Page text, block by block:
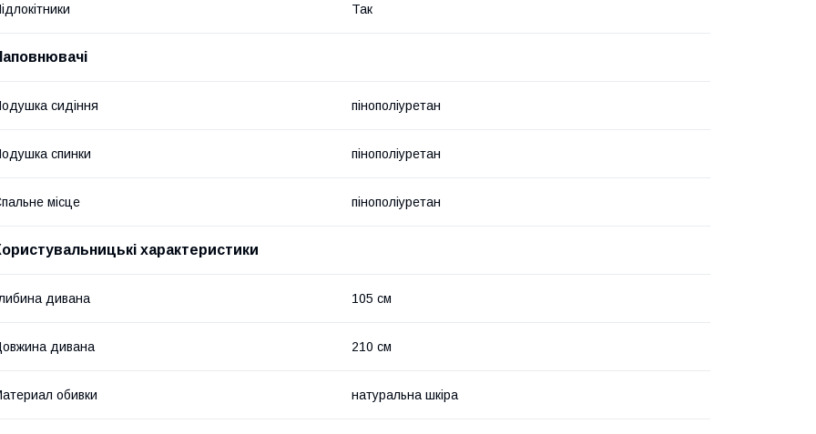
Так
сидіння пінополіуретан
спинки пінополіуретан
місце пінополіуретан
характеристики
дивана 105 см
дивана 210 см
обивки натуральна шкіра